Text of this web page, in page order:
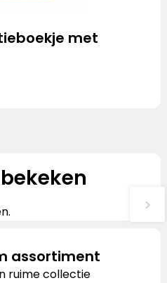
met
assortiment
ruime collectie